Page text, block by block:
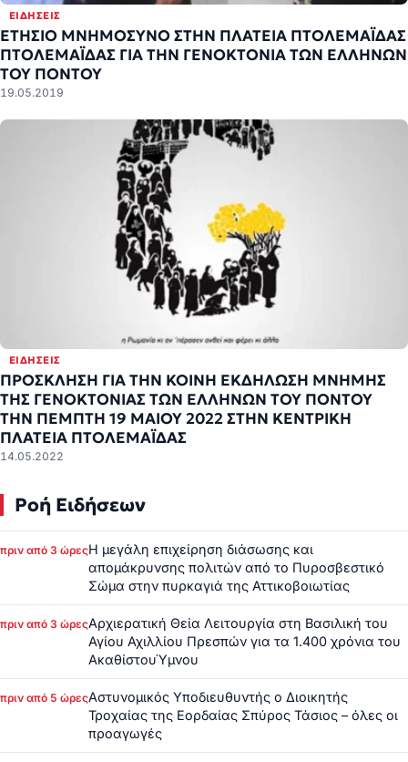
ΕΙΔΉΣΕΙΣ
ΕΤΗΣΙΟ ΜΝΗΜΟΣΥΝΟ ΣΤΗΝ ΠΛΑΤΕΙΑ ΠΤΟΛΕΜΑΪΔΑΣ
ΠΤΟΛΕΜΑΪΔΑΣ ΓΙΑ ΤΗΝ ΓΕΝΟΚΤΟΝΙΑ ΤΩΝ ΕΛΛΗΝΩΝ
ΤΟΥ ΠΟΝΤΟΥ
19.05.2019
ΕΙΔΉΣΕΙΣ
ΠΡΟΣΚΛΗΣΗ ΓΙΑ ΤΗΝ ΚΟΙΝΗ ΕΚΔΗΛΩΣΗ ΜΝΗΜΗΣ
ΤΗΣ ΓΕΝΟΚΤΟΝΙΑΣ ΤΩΝ ΕΛΛΗΝΩΝ ΤΟΥ ΠΟΝΤΟΥ
ΤΗΝ ΠΈΜΠΤΗ 19 ΜΑΊΟΥ 2022 ΣΤΗΝ ΚΕΝΤΡΙΚΗ
ΠΛΑΤΕΙΑ ΠΤΟΛΕΜΑΪΔΑΣ
14.05.2022
Ροή Ειδήσεων
πριν από 3 ώρεςΗ μεγάλη επιχείρηση διάσωσης και
απομάκρυνσης πολιτών από το Πυροσβεστικό
Σώμα στην πυρκαγιά της Αττικοβοιωτίας
πριν από 3 ώρεςΑρχιερατική Θεία Λειτουργία στη Βασιλική του
Αγίου Αχιλλίου Πρεσπών για τα 1.400 χρόνια του
ΑκαθίστουΎμνου
πριν από 5 ώρεςΑστυνομικός Υποδιευθυντής ο Διοικητής
Τροχαίας της Εορδαίας Σπύρος Τάσιος – όλες οι
προαγωγές